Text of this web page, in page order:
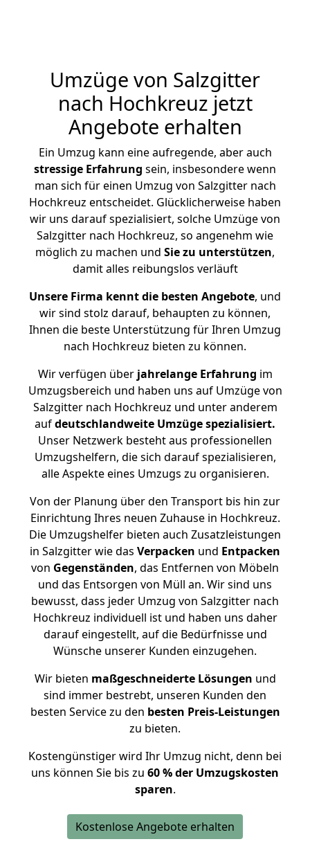
Umzüge von Salzgitter
nach Hochkreuz jetzt
Angebote erhalten
Ein Umzug kann eine aufregende, aber auch
stressige Erfahrung sein, insbesondere wenn
man sich für einen Umzug von Salzgitter nach
Hochkreuz entscheidet. Glücklicherweise haben
wir uns darauf spezialisiert, solche Umzüge von
Salzgitter nach Hochkreuz, so angenehm wie
möglich zu machen und Sie zu unterstützen,
damit alles reibungslos verläuft
Unsere Firma kennt die besten Angebote, und
wir sind stolz darauf, behaupten zu können,
Ihnen die beste Unterstützung für Ihren Umzug
nach Hochkreuz bieten zu können.
Wir verfügen überjahrelange Erfahrung im
Umzugsbereich und haben uns auf Umzüge von
Salzgitter nach Hochkreuz und unter anderem
aufdeutschlandweite Umzüge spezialisiert.
Unser Netzwerk besteht aus professionellen
Umzugshelfern, die sich darauf spezialisieren,
alle Aspekte eines Umzugs zu organisieren.
Von der Planung über den Transport bis hin zur
Einrichtung Ihres neuen Zuhause in Hochkreuz.
Die Umzugshelfer bieten auch Zusatzleistungen
in Salzgitter wie das Verpacken und Entpacken
von Gegenständen, das Entfernen von Möbeln
und das Entsorgen von Müll an. Wir sind uns
bewusst, dass jeder Umzug von Salzgitter nach
Hochkreuz individuell ist und haben uns daher
darauf eingestellt, auf die Bedürfnisse und
Wünsche unserer Kunden einzugehen.
Wir bieten maßgeschneiderte Lösungen und
sind immer bestrebt, unseren Kunden den
besten Service zu den besten Preis-Leistungen
zu bieten.
Kostengünstiger wird Ihr Umzug nicht, denn bei
uns können Sie bis zu 60 % der Umzugskosten
sparen.
Kostenlose Angebote erhalten